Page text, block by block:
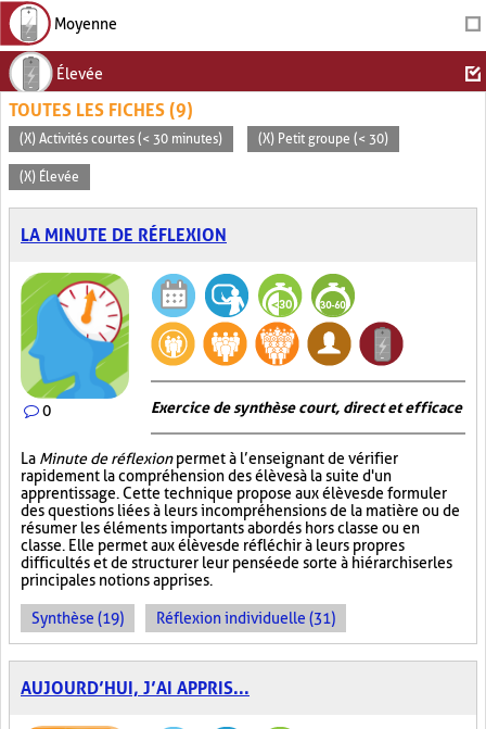
Moyenne
Élevée
TOUTES LES FICHES (9)
(X) Activités courtes (< 30 minutes) (X) Petit groupe (< 30)
(X) Élevée
LA MINUTE DE RÉFLEXION
0 Exercice de synthèse court, direct et efficace
La Minute de réflexionpermet à l’enseignant de vérifier
rapidement la compréhension des élèves à la suite d'un
apprentissage. Cette technique propose aux élèves de formuler
des questions liées à leurs incompréhensions de la matière ou de
résumer les éléments importants abordés hors classe ou en
classe. Elle permet aux élèves de réfléchir à leurs propres
difficultés et de structurer leur pensée de sorte à hiérarchiser les
principales notions apprises.
Synthèse (19) Réflexion individuelle (31)
AUJOURD’HUI, J’AI APPRIS...